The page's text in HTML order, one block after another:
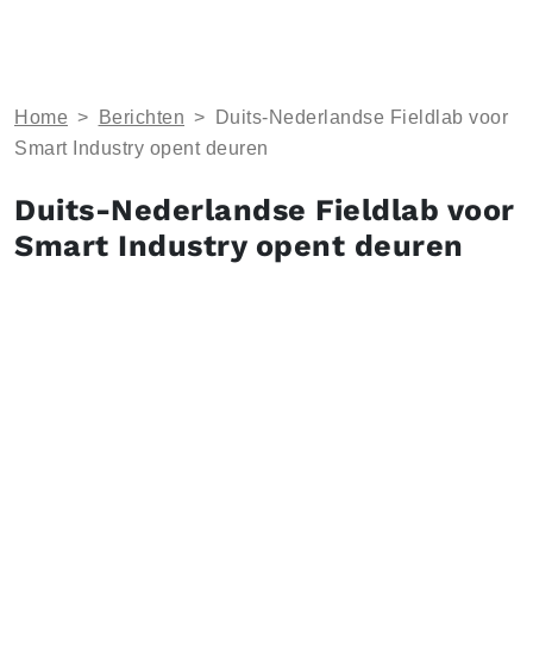
Home > Berichten >
Duits-Nederlandse Fieldlab voor
Smart Industry opent deuren
Duits-Nederlandse Fieldlab voor
Smart Industry opent deuren